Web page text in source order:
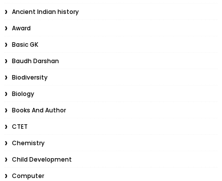
Ancient Indian history
Award
Basic GK
Baudh Darshan
Biodiversity
Biology
Books And Author
CTET
Chemistry
Child Development
Computer